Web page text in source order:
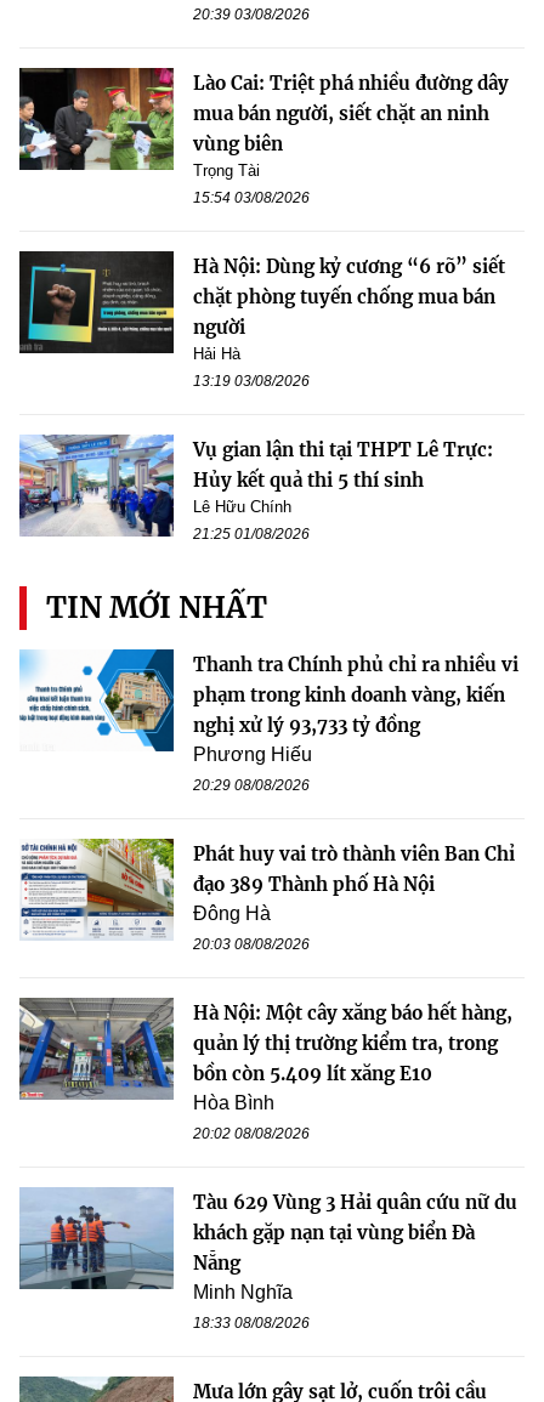
20:39 03/08/2026
Lào Cai: Triệt phá nhiều đường dây
mua bán người, siết chặt an ninh
vùng biên
Trọng Tài
15:54 03/08/2026
Hà Nội: Dùng kỷ cương “6 rõ” siết
chặt phòng tuyến chống mua bán
người
Hải Hà
13:19 03/08/2026
Vụ gian lận thi tại THPT Lê Trực:
Hủy kết quả thi 5 thí sinh
Lê Hữu Chính
21:25 01/08/2026
TIN MỚI NHẤT
Thanh tra Chính phủ chỉ ra nhiều vi
phạm trong kinh doanh vàng, kiến
nghị xử lý 93,733 tỷ đồng
Phương Hiếu
20:29 08/08/2026
Phát huy vai trò thành viên Ban Chỉ
đạo 389 Thành phố Hà Nội
Đông Hà
20:03 08/08/2026
Hà Nội: Một cây xăng báo hết hàng,
quản lý thị trường kiểm tra, trong
bồn còn 5.409 lít xăng E10
Hòa Bình
20:02 08/08/2026
Tàu 629 Vùng 3 Hải quân cứu nữ du
khách gặp nạn tại vùng biển Đà
Nẵng
Minh Nghĩa
18:33 08/08/2026
Mưa lớn gây sạt lở, cuốn trôi cầu